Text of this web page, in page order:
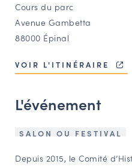
OFFRES
BOURSE
OUTILS EN LIGNE
CARTES DES
Espace
Cours du parc
Avenue Gambetta
88000 Épinal
VOIR L'ITINÉRAIRE
L'événement
SALON OU FESTIVAL
Depuis 2015, le Comité